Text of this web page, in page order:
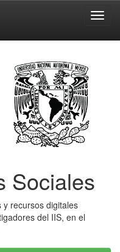
Sociales
recursos digitales
del IIS, en el